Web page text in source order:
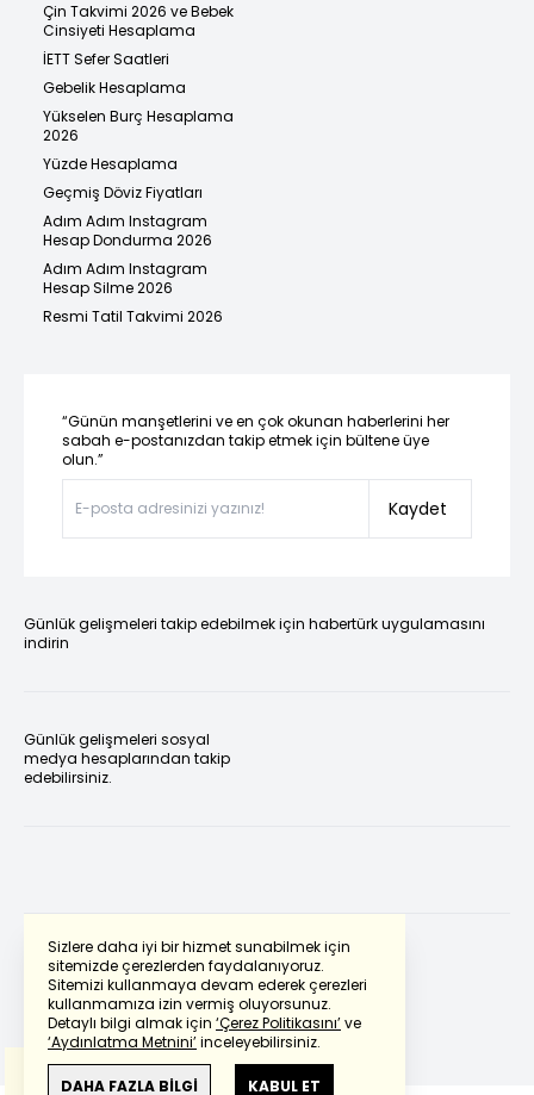
Sizlere daha iyi bir hizmet sunabilmek için
sitemizde çerezlerden faydalanıyoruz.
Sitemizi kullanmaya devam ederek çerezleri
kullanmamıza izin vermiş oluyorsunuz.
Detaylı bilgi almak için ‘Çerez Politikasını’ve
‘Aydınlatma Metnini’inceleyebilirsiniz.
DAHA FAZLA BİLGİ KABUL ET
Çin Takvimi 2026 ve Bebek
Cinsiyeti Hesaplama
İETT Sefer Saatleri
Gebelik Hesaplama
Yükselen Burç Hesaplama
2026
Yüzde Hesaplama
Geçmiş Döviz Fiyatları
Adım Adım Instagram
Hesap Dondurma 2026
Adım Adım Instagram
Hesap Silme 2026
Resmi Tatil Takvimi 2026
“Günün manşetlerini ve en çok okunan haberlerini her
sabah e-postanızdan takip etmek için bültene üye
olun.”
Kaydet
Günlük gelişmeleri takip edebilmek için habertürk uygulamasını
indirin
Günlük gelişmeleri sosyal
medya hesaplarından takip
edebilirsiniz.
Powered by Translate
Bu çevirideGoogle Transletekullanılmıştır.
Anlam ve çeviri hatalarından
haberturk.com